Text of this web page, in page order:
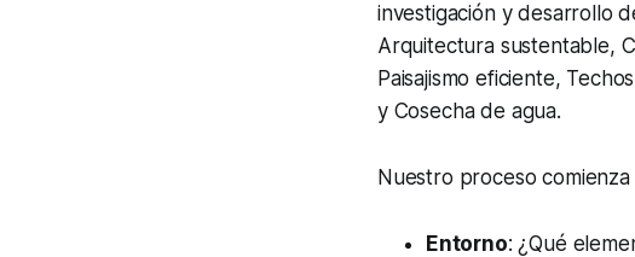
investigación y desarrollo
Arquitectura sustentable,
Paisajismo eficiente,
y Cosecha de agua.
Nuestro proceso
Entorno: ¿Qué